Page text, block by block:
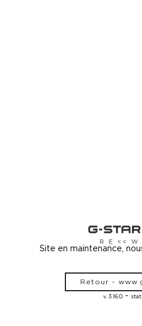
Site en maintenance,
Retour -
v. 3.16.0 -